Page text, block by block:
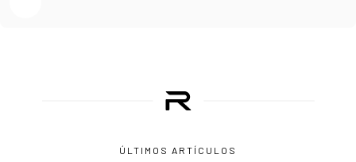
ÚLTIMOS ARTÍCULOS